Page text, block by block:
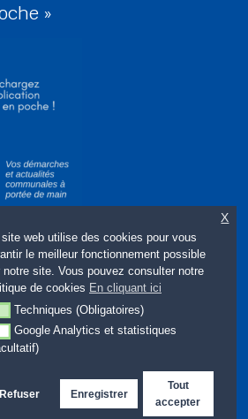
»
web utilise des cookies pour vous
le meilleur fonctionnement possible
notre site. Vous pouvez consulter notre
de cookies En cliquant ici
(Obligatoires)
Techniques (Obligatoires)
Analytics et statistiques (Facultatif)
Google Analytics et statistiques
Refuser Enregistrer
Tout
accepter
X